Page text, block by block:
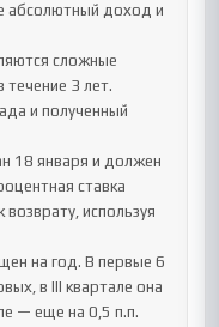
абсолютный доход и
сложные
3 лет.
и полученный
18 января и должен
ставка
возврату, используя
на год. В первые 6
в III квартале она
— еще на 0,5 п.п.